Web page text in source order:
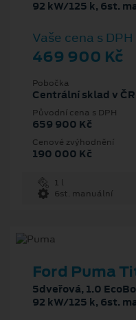
92 kW/125 k, 6st.
Vaše cena s DPH
469 900 Kč
Pobočka
Centrální sklad v ČR
Původní cena s DPH
659 900 Kč
Cenové zvýhodnění
190 000 Kč
1 l
6st. manuální
Ford Puma
5dveřová, 1.0
92 kW/125 k, 6st.